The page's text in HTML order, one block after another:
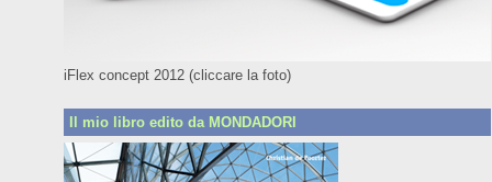
iFlex concept 2012 (cliccare la foto)
Il mio libro edito da MONDADORI